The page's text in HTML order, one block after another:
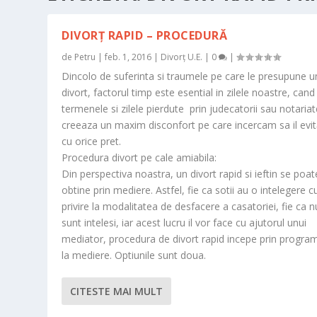
DIVORȚ RAPID – PROCEDURĂ
de Petru |feb. 1, 2016 | Divorț U.E. | 0 |
Dincolo de suferinta si traumele pe care le presupune
divort, factorul timp este esential in zilele noastre, cand
termenele si zilele pierdute prin judecatorii sau
creeaza un maxim disconfort pe care incercam sa il
cu orice pret.
Procedura divort pe cale amiabila:
Din perspectiva noastra, un divort rapid si ieftin se
obtine prin mediere. Astfel, fie ca sotii au o intelegere
privire la modalitatea de desfacere a casatoriei, fie ca
sunt intelesi, iar acest lucru il vor face cu ajutorul unui
mediator, procedura de divort rapid incepe prin
la mediere. Optiunile sunt doua.
CITESTE MAI MULT